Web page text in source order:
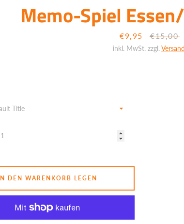
Memo-Spiel
Sonderpreis
€9,95
Normaler
Preis
€15,00
inkl. MwSt. zzgl.Versand
IN DEN WARENKORB LEGEN